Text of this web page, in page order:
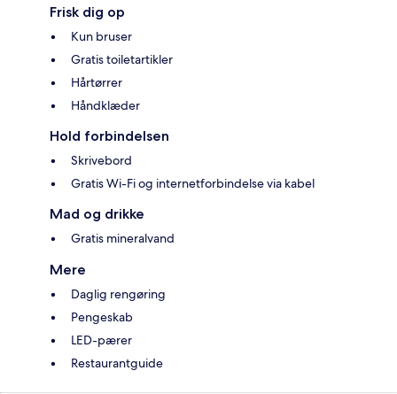
Frisk dig op
Kun bruser
Gratis toiletartikler
Hårtørrer
Håndklæder
Hold forbindelsen
Skrivebord
Gratis Wi-Fi og internetforbindelse via kabel
Mad og drikke
Gratis mineralvand
Mere
Daglig rengøring
Pengeskab
LED-pærer
Restaurantguide